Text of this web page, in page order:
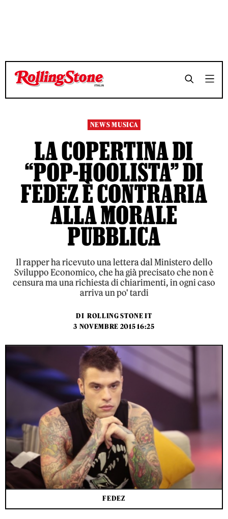
TEMPO DI LETTURA 3 MINUTI SHARE
TEMPO DI LETTURA 3 MINUTI SHARE
NEWS MUSICA
LA COPERTINA DI
“POP-HOOLISTA” DI
FEDEZ È CONTRARIA
ALLA MORALE
PUBBLICA
Il rapper ha ricevuto una lettera dal Ministero dello
Sviluppo Economico, che ha già precisato che non è
censura ma una richiesta di chiarimenti, in ogni caso
arriva un po' tardi
DI ROLLING STONE IT
3 NOVEMBRE 2015 16:25
FEDEZ